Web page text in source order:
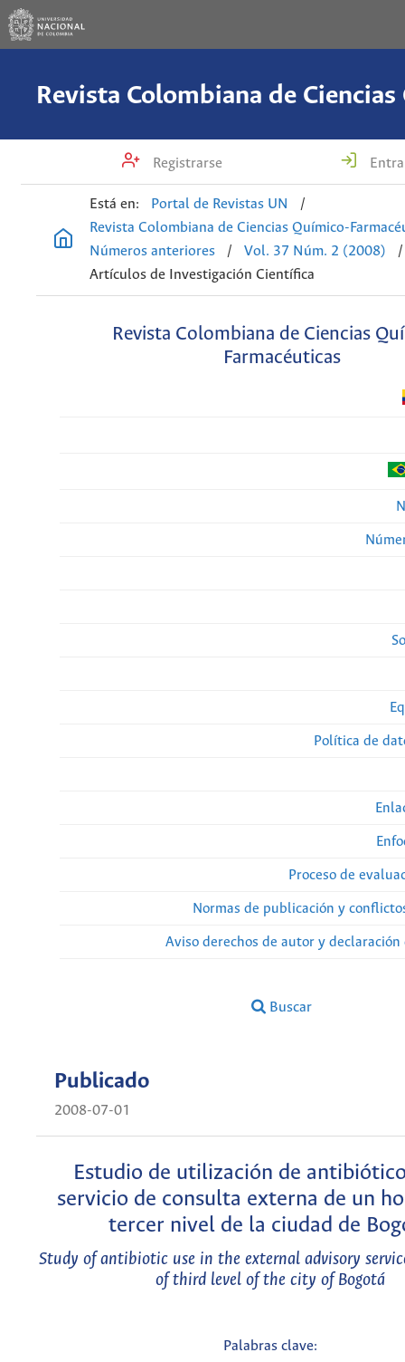
Registrarse
Está en: Portal de Revistas UN
/
Revista Colombiana de Ciencias Químico-
Números anteriores
/ Vol. 37 Núm. 2 (2008)
/
Artículos de Investigación Científica
Revista Colombiana de Ciencias
Farmacéuticas
Política de
Proceso de
Normas de publicación y
Aviso derechos de autor y
Buscar
Publicado
2008-07-01
Estudio de utilización de
servicio de consulta externa de un
tercer nivel de la ciudad de
Study of antibiotic use in the external advisory
of third level of the city of Bogotá
Palabras clave: